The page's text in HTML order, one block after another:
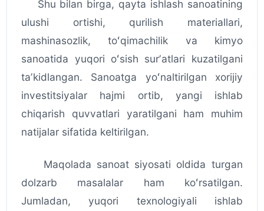
Shu bilan birga, qayta ishlash sanoatining
ulushi ortishi, qurilish materiallari,
mashinasozlik, toʻqimachilik va kimyo
sanoatida yuqori oʻsish surʼatlari kuzatilgani
taʼkidlangan. Sanoatga yoʻnaltirilgan xorijiy
investitsiyalar hajmi ortib, yangi ishlab
chiqarish quvvatlari yaratilgani ham muhim
natijalar sifatida keltirilgan.
Maqolada sanoat siyosati oldida turgan
dolzarb masalalar ham koʻrsatilgan.
Jumladan, yuqori texnologiyali ishlab